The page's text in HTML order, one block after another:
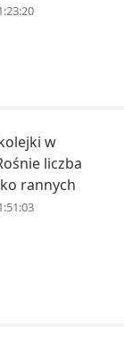
w
liczba
rannych